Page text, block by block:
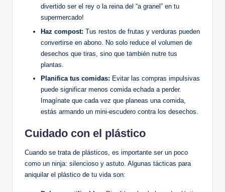
divertido ser el rey o la reina del “a granel” en tu
supermercado!
Haz compost: Tus restos de frutas y verduras pueden
convertirse en abono. No solo reduce el volumen de
desechos que tiras, sino que también nutre tus
plantas.
Planifica tus comidas: Evitar las compras impulsivas
puede significar menos comida echada a perder.
Imagínate que cada vez que planeas una comida,
estás armando un mini-escudero contra los desechos.
Cuidado con el plástico
Cuando se trata de plásticos, es importante ser un poco
como un ninja: silencioso y astuto. Algunas tácticas para
aniquilar el plástico de tu vida son: